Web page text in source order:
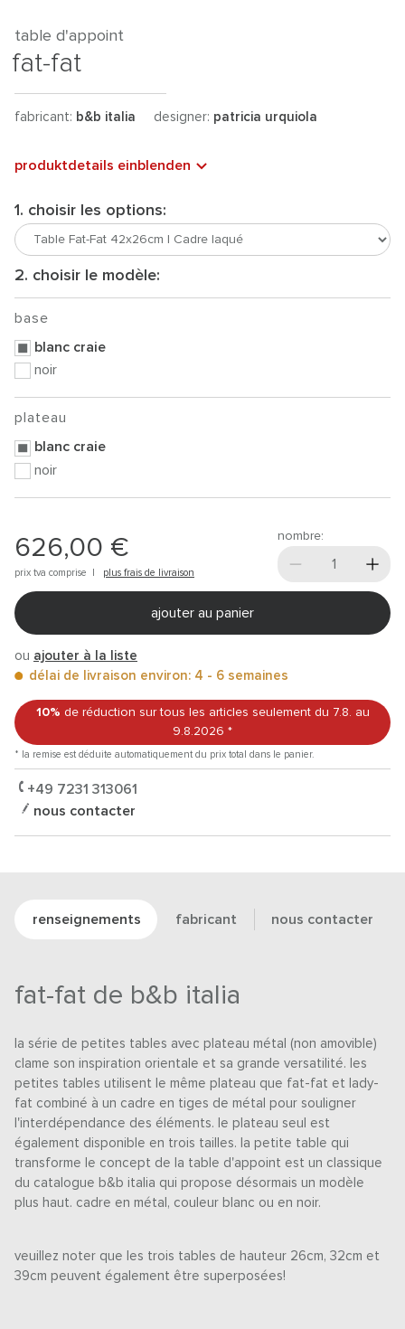
table d'appoint
fat-fat
fabricant: b&b italia designer: patricia urquiola
produktdetails einblenden
1. choisir les options:
2. choisir le modèle:
base
blanc craie
noir
plateau
blanc craie
noir
626,00 €
prix tva comprise | plus frais de livraison
nombre:
ajouter au panier
ou ajouter à la liste
délai de livraison environ: 4 - 6 semaines
10% de réduction sur tous les articles seulement du 7.8. au
9.8.2026 *
* la remise est déduite automatiquement du prix total dans le panier.
+49 7231 313061
nous contacter
renseignements fabricant nous contacter
fat-fat de b&b italia
la série de petites tables avec plateau métal (non amovible)
clame son inspiration orientale et sa grande versatilité. les
petites tables utilisent le même plateau que fat-fat et lady-
fat combiné à un cadre en tiges de métal pour souligner
l'interdépendance des éléments. le plateau seul est
également disponible en trois tailles. la petite table qui
transforme le concept de la table d'appoint est un classique
du catalogue b&b italia qui propose désormais un modèle
plus haut. cadre en métal, couleur blanc ou en noir.
veuillez noter que les trois tables de hauteur 26cm, 32cm et
39cm peuvent également être superposées!